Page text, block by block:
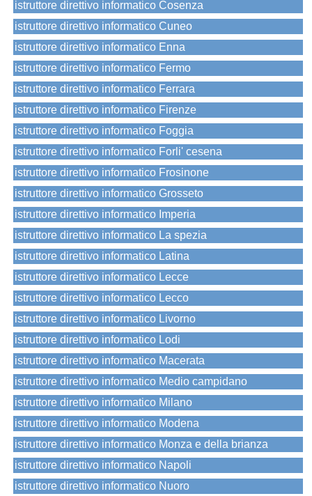
istruttore direttivo informatico Cosenza
istruttore direttivo informatico Cuneo
istruttore direttivo informatico Enna
istruttore direttivo informatico Fermo
istruttore direttivo informatico Ferrara
istruttore direttivo informatico Firenze
istruttore direttivo informatico Foggia
istruttore direttivo informatico Forli' cesena
istruttore direttivo informatico Frosinone
istruttore direttivo informatico Grosseto
istruttore direttivo informatico Imperia
istruttore direttivo informatico La spezia
istruttore direttivo informatico Latina
istruttore direttivo informatico Lecce
istruttore direttivo informatico Lecco
istruttore direttivo informatico Livorno
istruttore direttivo informatico Lodi
istruttore direttivo informatico Macerata
istruttore direttivo informatico Medio campidano
istruttore direttivo informatico Milano
istruttore direttivo informatico Modena
istruttore direttivo informatico Monza e della brianza
istruttore direttivo informatico Napoli
istruttore direttivo informatico Nuoro